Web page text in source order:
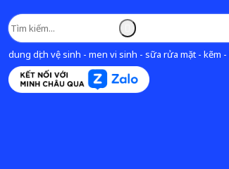
dung dịch vệ sinh - men vi sinh - sữa rửa mặt - kẽm